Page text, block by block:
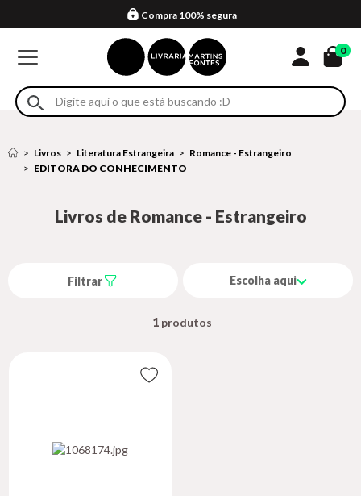
Formas de entrega
Compra 100% segura
Em até 4x sem juros no cartão*
Retire na loja
Eventos
0
Livros Literatura Estrangeira
Romance - Estrangeiro
EDITORA DO CONHECIMENTO
Livros de Romance - Estrangeiro
Filtrar Escolha aqui
1